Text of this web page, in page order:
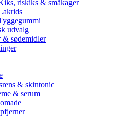
riskiks & småkager
udvalg
& sødemidler
& skintonic
& serum